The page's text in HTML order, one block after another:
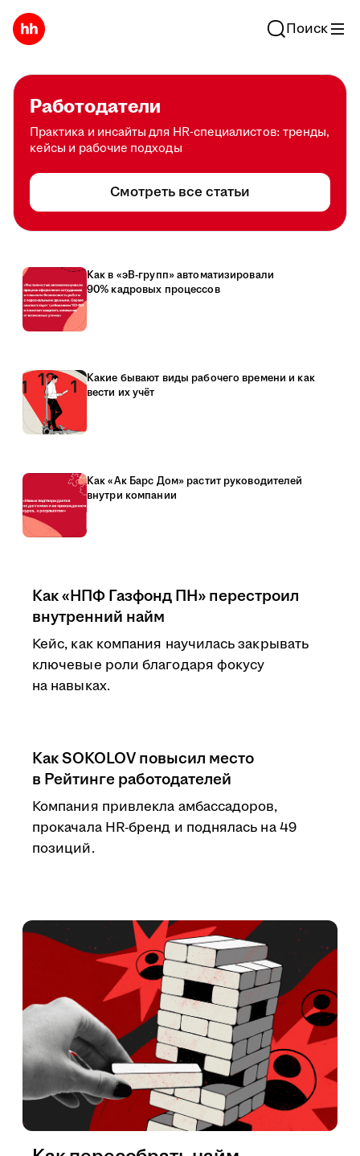
Поиск
Работодатели
Практика и инсайты для HR-специалистов: тренды,
кейсы и рабочие подходы
Смотреть все статьи
Как в «эВ-групп» автоматизировали
90% кадровых процессов
Какие бывают виды рабочего времени и как
вести их учёт
Как «Ак Барс Дом» растит руководителей
внутри компании
Как «НПФ Газфонд ПН» перестроил
внутренний найм
Кейс, как компания научилась закрывать
ключевые роли благодаря фокусу
на навыках.
Как SOKOLOV повысил место
в Рейтинге работодателей
Компания привлекла амбассадоров,
прокачала HR-бренд и поднялась на 49
позиций.